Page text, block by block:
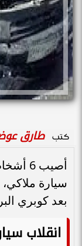
كتب طارق
أصيب
سيارة
بعد كوبري
انقلاب